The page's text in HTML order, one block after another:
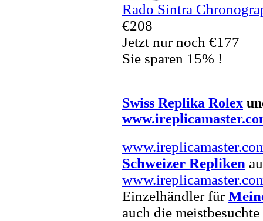
Rado Sintra
€208
Jetzt nur noch €177
Sie sparen 15% !
Swiss Replika Rolex
Schweizer Repliken
Einzelhändler für
auch die